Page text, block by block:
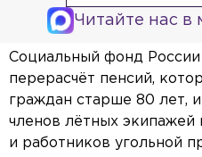
Читайте нас в
Социальный фонд
перерасчёт пенсий,
граждан старше 80 лет,
членов лётных экипажей
и работников угольной